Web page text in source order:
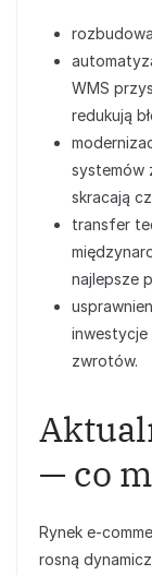
WMS
redukują
systemów
skracają
transfer
najlepsze
zwrotów.
— co
Rynek
rosną